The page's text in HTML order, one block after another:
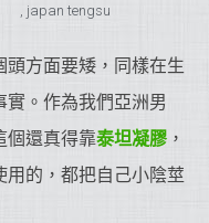
, japan tengsu
方面要矮，同樣在生
。作為我們亞洲男
個還真得靠泰坦凝膠 ，
的，都把自己小陰莖